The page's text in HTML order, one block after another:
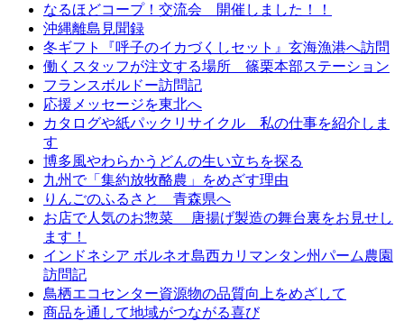
なるほどコープ！交流会 開催しました！！
沖縄離島見聞録
冬ギフト『呼子のイカづくしセット』玄海漁港へ訪問
働くスタッフが注文する場所 篠栗本部ステーション
フランスボルドー訪問記
応援メッセージを東北へ
カタログや紙パックリサイクル 私の仕事を紹介しま
す
博多風やわらかうどんの生い立ちを探る
九州で「集約放牧酪農」をめざす理由
りんごのふるさと 青森県へ
お店で人気のお惣菜 唐揚げ製造の舞台裏をお見せし
ます！
インドネシア ボルネオ島西カリマンタン州パーム農園
訪問記
鳥栖エコセンター資源物の品質向上をめざして
商品を通して地域がつながる喜び